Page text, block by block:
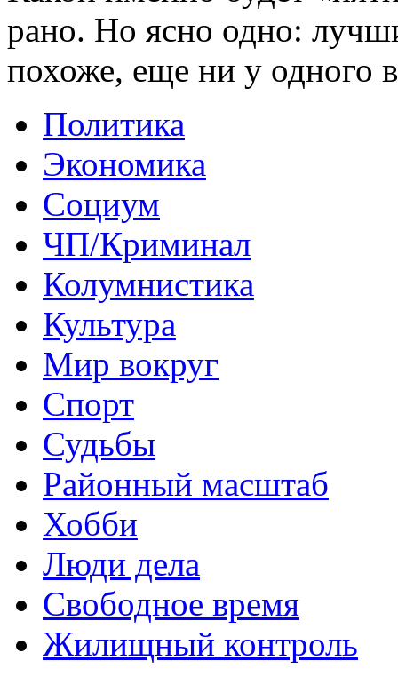
рано. Но ясно одно:
похоже, еще ни у одного
Политика
Экономика
Социум
ЧП/Криминал
Колумнистика
Культура
Мир вокруг
Спорт
Судьбы
Районный масштаб
Хобби
Люди дела
Свободное время
Жилищный контроль